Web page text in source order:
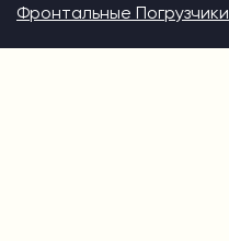
Фронтальные Погрузчики